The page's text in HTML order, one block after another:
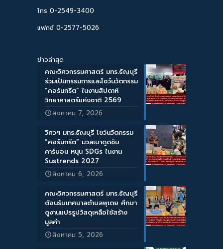
โทร 0-2549-3400
แฟกซ์ 0-2577-5026
ข่าวล่าสุด
คณะวิศวกรรมศาสตร์ มทร.ธัญบุรี
ร่วมเป็นกรรมการและโชว์นวัตกรรม
“คอร์นกรีต” ในงานสัปดาห์
วิทยาศาสตร์แห่งชาติ 2569
สิงหาคม 7, 2026
วิศวฯ มทร.ธัญบุรี โชว์นวัตกรรม
“คอร์นกรีต” มวลเบาดูดซับ
คาร์บอน หนุน SDGs ในงาน
Sustrends 2027
สิงหาคม 6, 2026
คณะวิศวกรรมศาสตร์ มทร.ธัญบุรี
ต้อนรับเทศบาลตำบลพุเตย ศึกษา
ดูงานแปรรูปวัสดุเหลือใช้สร้าง
มูลค่า
สิงหาคม 5, 2026